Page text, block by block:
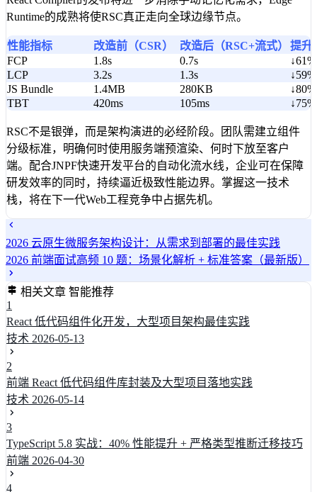
Runtime的成熟将使RSC真正走向全球边缘节点。
性能指标 改造前（CSR） 改造后（RSC+流式）
提升
FCP
1.8s 0.7s
↓61%
LCP
3.2s 1.3s
↓59%
JS Bundle
1.4MB 280KB
↓80%
TBT
420ms 105ms ↓75%
RSC不是银弹，而是架构演进的必经阶段。团队需建立组件
分级标准，明确何时使用服务端预渲染、何时下放至客户
端。配合JNPF快速开发平台的自动化流水线，企业可在保障
研发效率的同时，持续逼近极致性能边界。掌握这一技术
栈，将在下一代Web工程竞争中占据先机。
2026 云原生微服务架构设计：从需求到部署的最佳实践
2026 前端面试高频 10 题：场景化解析 + 标准答案（最新版）
相关文章 智能推荐
1
React 低代码组件化开发，大型项目架构最佳实践
技术 2026-05-13
2
前端 React 低代码组件库封装及大型项目落地实践
技术 2026-05-14
3
TypeScript 5.8 实战：40% 性能提升 + 严格类型推断迁移技巧
前端 2026-04-30
4